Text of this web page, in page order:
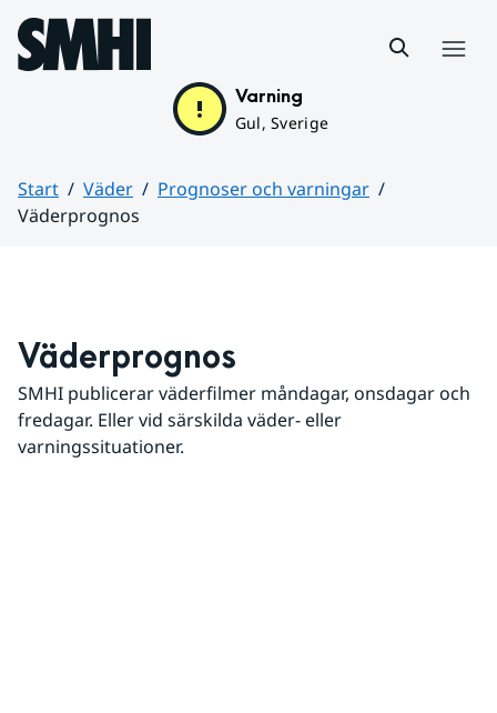
Hoppa till sidans innehåll
Varning
Gul, Sverige
Start Väder
Prognoser och varningar
Väderprognos
Väderprognos
SMHI publicerar väderfilmer måndagar, onsdagar och
fredagar. Eller vid särskilda väder- eller
varningssituationer.